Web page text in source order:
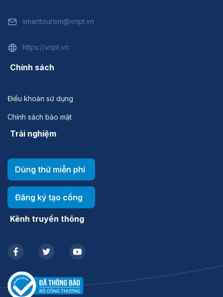
smarttourism@vnpt.vn
https://vnpt.vn
Chính sách
Điều khoản sử dụng
Chính sách bảo mật
Trải nghiệm
Dùng thử miễn phí
Đăng ký tạo cổng
Kênh truyền thông